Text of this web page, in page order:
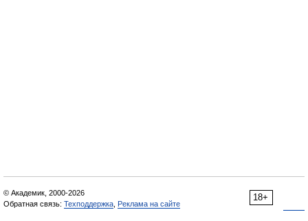
18+
© Академик, 2000-2026
Обратная связь: Техподдержка Реклама на сайте